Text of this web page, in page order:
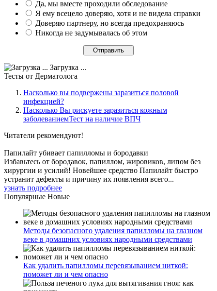
Да, мы вместе проходили обследование
Я ему всецело доверяю, хотя и не видела справки
Доверяю партнеру, но всегда предохраняюсь
Никогда не задумывалась об этом
Загрузка ...
Тесты от Дерматолога
Насколько вы подвержены заразиться половой
инфекцией?
Насколько Вы рискуете заразиться кожным
заболеваниемТест на наличие ВПЧ
Читатели рекомендуют!
Папилайт убивает папилломы и бородавки
Избавьтесь от бородавок, папиллом, жировиков, липом без
хирургии и усилий! Новейшее средство Папилайт быстро
устранит дефекты и причину их появления всего...
узнать подробнее
Популярные Новые
Методы безопасного удаления папилломы на глазном
веке в домашних условиях народными средствами
Как удалить папилломы перевязыванием ниткой:
поможет ли и чем опасно